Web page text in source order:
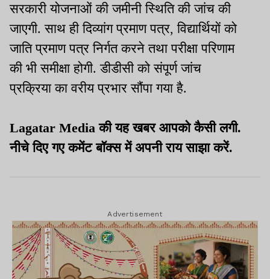
सरकारी योजनाओं की जमीनी स्थिति की जांच की
जाएगी. साथ ही दिव्यांग प्रमाण पत्र, विद्यार्थियों को
जाति प्रमाण पत्र निर्गत करने तथा परीक्षा परिणाम
की भी समीक्षा होगी. डीडीसी को संपूर्ण जांच
प्रक्रिया का वरीय प्रभार सौंपा गया है.
Lagatar Media की यह खबर आपको कैसी लगी.
नीचे दिए गए कमेंट बॉक्स में अपनी राय साझा करें.
Advertisement